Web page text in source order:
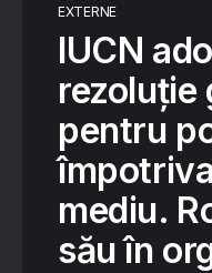
EXTERNE
IUCN
rezoluție
pentru
mediu.
său în